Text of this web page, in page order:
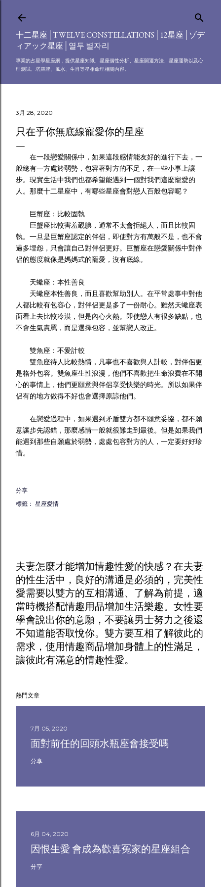
十二星座│TWELVE CONSTELLATIONS│12星座│ゾデ
ィアック星座│열두 별자리
專業的占星學星座網，提供星座知識、星座個性分析、星座開運方法、星座運勢以及心
理測試、塔羅牌、風水、生肖等星相命理相關內容。
3月 28, 2020
只在乎你無底線寵愛你的星座
在一段戀愛關係中，如果這段感情能友好的進行下去，一
般總有一方處於弱勢，包容著對方的不足，在一些小事上讓
步。現實生活中我們也都希望能遇到一個對我們這麼寵愛的
人。那麼十二星座中，有哪些星座會對戀人百般包容呢？
巨蟹座：比較固執
巨蟹座比較害羞靦腆，通常不太會拒絕人，而且比較固
執。一旦是巨蟹座認定的伴侶，即使對方有萬般不是，也不會
過多埋怨，只會讓自己對伴侶更好。巨蟹座在戀愛關係中對伴
侶的態度就像是媽媽式的寵愛，沒有底線。
天蠍座：本性善良
天蠍座本性善良，而且喜歡幫助別人。在平常處事中對他
人都比較有包容心，對伴侶更是多了一份耐心。雖然天蠍座表
面看上去比較冷漠，但是內心火熱。即使戀人有很多缺點，也
不會生氣責罵，而是選擇包容，並幫戀人改正。
雙魚座：不愛計較
雙魚座待人比較熱情，凡事也不喜歡與人計較，對伴侶更
是格外包容。雙魚座生性浪漫，他們不喜歡把生命浪費在不開
心的事情上，他們更願意與伴侶享受快樂的時光。所以如果伴
侶有的地方做得不好也會選擇原諒他們。
在戀愛過程中，如果遇到矛盾雙方都不願意妥協，都不願
意讓步先認錯，那麼感情一般就很難走到最後。但是如果我們
能遇到那些自願處於弱勢，處處包容對方的人，一定要好好珍
惜。
分享
標籤： 星座愛情
夫妻怎麼才能增加情趣性愛的快感？在夫妻
的性生活中，良好的溝通是必須的，完美性
愛需要以雙方的互相溝通、了解為前提，適
當時機搭配情趣用品增加生活樂趣。女性要
學會說出你的意願，不要讓男士努力之後還
不知道能否取悅你。雙方要互相了解彼此的
需求，使用情趣商品增加身體上的性滿足，
讓彼此有滿意的情趣性愛。
熱門文章
7月 05, 2020
面對前任的回頭水瓶座會接受嗎
分享
6月 04, 2020
因恨生愛 會成為歡喜冤家的星座組合
分享